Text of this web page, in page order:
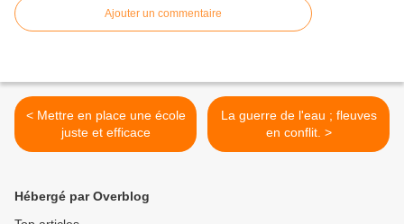
Ajouter un commentaire
< Mettre en place une école
juste et efficace
La guerre de l'eau ; fleuves
en conflit. >
Hébergé par Overblog